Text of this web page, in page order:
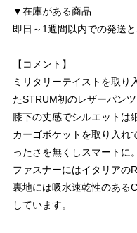
▼在庫がある商品
即日～1週間以内での発送と
【コメント】
ミリタリーテイストを取り
たSTRUM初のレザーパン
膝下の丈感でシルエットは
カーゴポケットを取り入れ
ったさを無くしスマートに。
ファスナーにはイタリアの
裏地には吸水速乾性のある
しています。